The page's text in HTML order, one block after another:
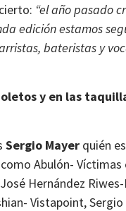
“el año pasado
edición estamos
bateristas y
y en las
Sergio Mayer quién
como Abulón-
Hernández
Vistapoint,